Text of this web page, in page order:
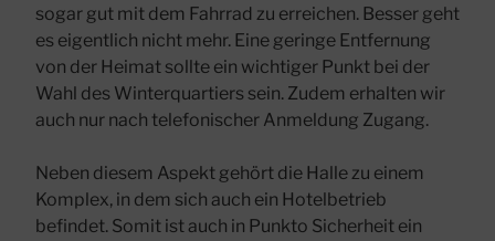
sogar gut mit dem Fahrrad zu erreichen. Besser geht
es eigentlich nicht mehr. Eine geringe Entfernung
von der Heimat sollte ein wichtiger Punkt bei der
Wahl des Winterquartiers sein. Zudem erhalten wir
auch nur nach telefonischer Anmeldung Zugang.
Neben diesem Aspekt gehört die Halle zu einem
Komplex, in dem sich auch ein Hotelbetrieb
befindet. Somit ist auch in Punkto Sicherheit ein